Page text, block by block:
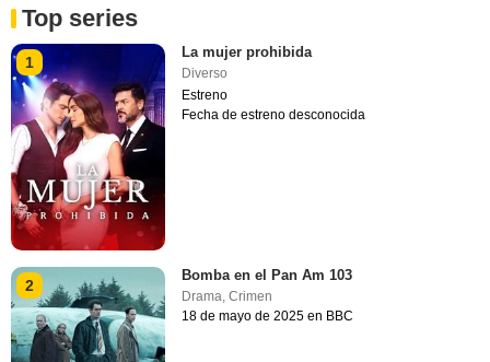
Top series
1
La mujer prohibida
Diverso
Estreno
Fecha de estreno desconocida
2
Bomba en el Pan Am 103
Drama ,Crimen
18 de mayo de 2025 en BBC